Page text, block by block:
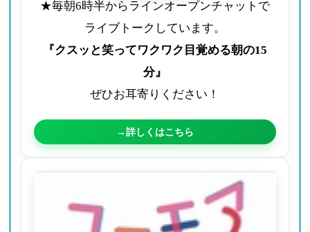
★毎朝6時半からラインオープンチャットで
ライブトークしています。
『クスッと笑ってワクワク目覚める朝の15
分』
ぜひお耳寄りください！
→詳しくはこちら